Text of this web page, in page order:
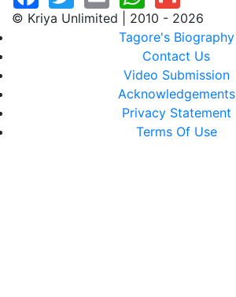
© Kriya Unlimited | 2010 - 2026
Tagore's Biography
Contact Us
Video Submission
Acknowledgements
Privacy Statement
Terms Of Use